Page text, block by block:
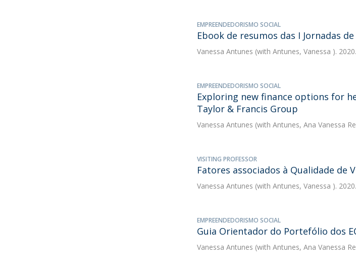
EMPREENDEDORISMO SOCIAL
Ebook de resumos das I Jornadas
Vanessa Antunes (with Antunes, Vanessa ). 2020.
EMPREENDEDORISMO SOCIAL
Exploring new finance options for
Taylor & Francis Group
Vanessa Antunes (with Antunes, Ana Vanessa
VISITING PROFESSOR
Fatores associados à Qualidade
Vanessa Antunes (with Antunes, Vanessa ).
EMPREENDEDORISMO SOCIAL
Guia Orientador do Portefólio dos
Vanessa Antunes (with Antunes, Ana Vanessa